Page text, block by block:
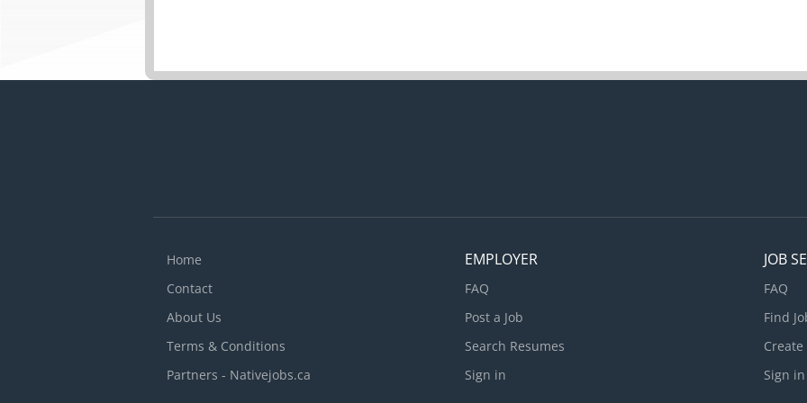
surfaces ou d’aménagements permanents. · Collaborer avec les
Home
Contact
About Us
Terms & Conditions
Partners - Nativejobs.ca
EMPLOYER
FAQ
Post a Job
Search Resumes
Sign in
JOB
FAQ
Find
Create
Sign in